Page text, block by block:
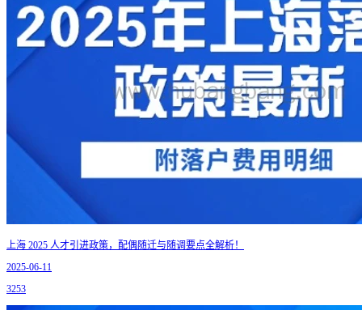
上海 2025 人才引进政策，配偶随迁与随调要点全解析！
2025-06-11
3253